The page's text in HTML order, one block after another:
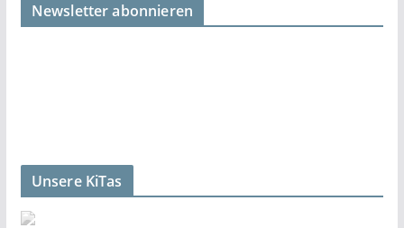
Newsletter abonnieren
Unsere KiTas